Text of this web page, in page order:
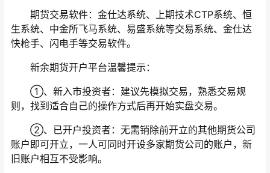
期货交易软件：金仕达系统、上期技术CTP系统、恒
生系统、中金所飞马系统、易盛系统等交易系统、金仕达
快枪手、闪电手等交易软件。
新余期货开户平台温馨提示：
①、新入市投资者：建议先模拟交易，熟悉交易规
则，找到适合自己的操作方式后再开始实盘交易。
②、已开户投资者：无需销除前开立的其他期货公司
账户即可开立，一人可同时开设多家期货公司的账户，新
旧账户相互不受影响。